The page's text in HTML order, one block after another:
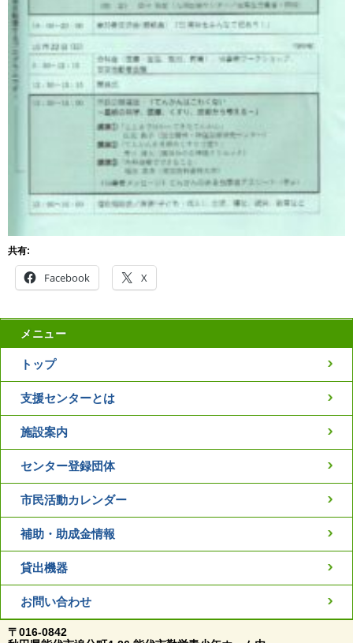
共有:
Facebook X
メニュー
トップ
支援センターとは
施設案内
センター登録団体
市民活動カレンダー
補助・助成金情報
貸出機器
お問い合わせ
〒016-0842